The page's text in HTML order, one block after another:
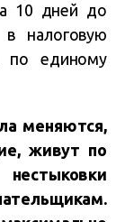
10 дней до
налоговую
по единому
меняются,
живут по